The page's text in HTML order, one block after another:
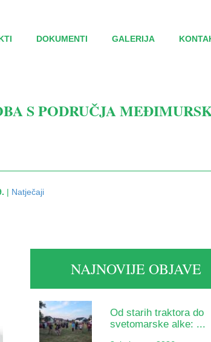
DOKUMENTI GALERIJA
S PODRUČJA
| Natječaji
NAJNOVIJE OBJAVE
Od starih traktora do
svetomarske alke: ...